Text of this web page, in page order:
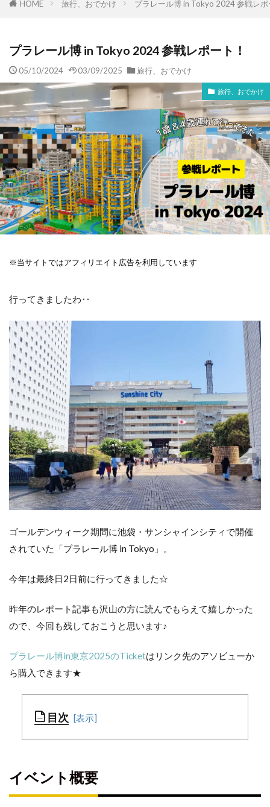
HOME 旅行、おでかけ プラレール博 in Tokyo 2024 参戦レポ
プラレール博 in Tokyo 2024 参戦レポート！
05/10/2024 03/09/2025 旅行、おでかけ
旅行、おでかけ
※当サイトではアフィリエイト広告を利用しています
行ってきましたわ‥
ゴールデンウィーク期間に池袋・サンシャインシティで開催
されていた「プラレール博 in Tokyo」。
今年は最終日2日前に行ってきました☆
昨年のレポート記事も沢山の方に読んでもらえて嬉しかった
ので、今回も残しておこうと思います♪
プラレール博in東京2025のTicketはリンク先のアソビューか
ら購入できます★
目次
ベ
ン
ト
イベント概要